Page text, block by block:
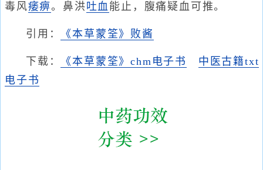
毒风痿痹。鼻洪吐血能止，腹痛疑血可推。
引用： 《本草蒙筌》败酱
下载： 《本草蒙筌》chm电子书
中医古籍txt
电子书